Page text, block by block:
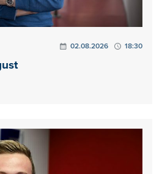
02.08.2026 18:30